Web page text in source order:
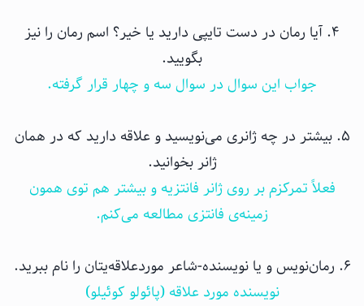
۴. آیا رمان در دست تایپی دارید یا خیر؟ اسم رمان را نیز
بگویید.
جواب این سوال در سوال سه و چهار قرار گرفته.
۵. بیشتر در چه ژانری می‌نویسید و علاقه دارید که در همان
ژانر بخوانید.
فعلاً تمرکزم بر روی ژانر فانتزیه و بیشتر هم توی همون
زمینه‌ی فانتزی مطالعه می‌کنم.
۶. رمان‌نویس و یا نویسنده-شاعر موردعلاقه‌یتان را نام ببرید.
نویسنده مورد علاقه (پائولو کوئیلو)